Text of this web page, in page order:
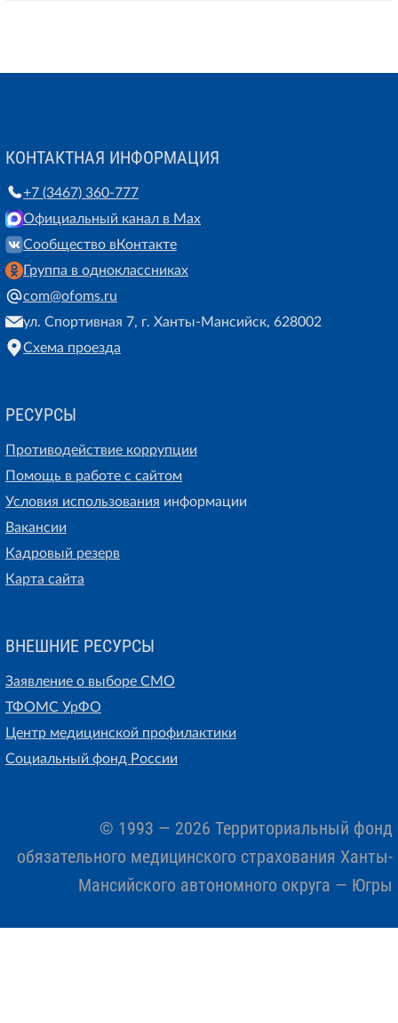
КОНТАКТНАЯ ИНФОРМАЦИЯ
+7 (3467) 360-777
Официальный канал в Max
Сообщество вКонтакте
Группа в одноклассниках
com@ofoms.ru
ул. Спортивная 7, г. Ханты-Мансийск, 628002
Схема проезда
РЕСУРСЫ
Противодействие коррупции
Помощь в работе с сайтом
Условия использования информации
Вакансии
Кадровый резерв
Карта сайта
ВНЕШНИЕ РЕСУРСЫ
Заявление о выборе СМО
ТФОМС УрФО
Центр медицинской профилактики
Социальный фонд России
© 1993 — 2026 Территориальный фонд
обязательного медицинского страхования Ханты-
Мансийского автономного округа — Югры